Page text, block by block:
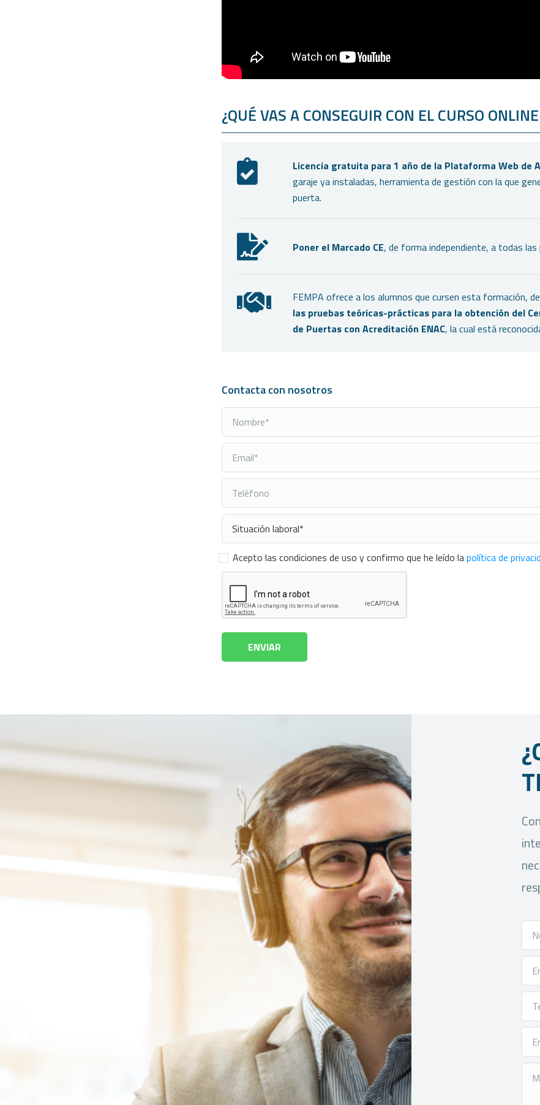
¿QUÉ VAS A CONSEGUIR CON EL CURSO
Licencia gratuita para 1 año de la Plataforma Web de
garaje ya instaladas, herramienta de gestión con la que
puerta.
Poner el Marcado CE, de forma independiente, a todas
FEMPA ofrece a los alumnos que cursen esta formación,
las pruebas teóricas-prácticas para la obtención del
de Puertas con Acreditación ENAC, la cual está
Contacta con nosotros
Consentimiento*
Acepto las condiciones de uso y confirmo que he leído lapolítica de